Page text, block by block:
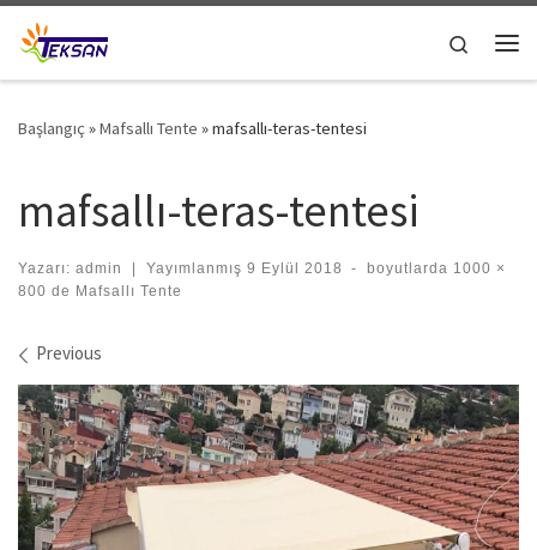
Skip to content
Search
Başlangıç »Mafsallı Tente »mafsallı-teras-tentesi
mafsallı-teras-tentesi
Yazarı: admin | Yayımlanmış 9 Eylül 2018 - boyutlarda 1000 ×
800 de Mafsallı Tente
Images navigation
Previous